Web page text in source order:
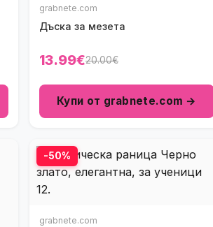
grabnete.com
Дъска за мезета
13.99€20.00€
Купи от grabnete.com →
-50%
grabnete.com